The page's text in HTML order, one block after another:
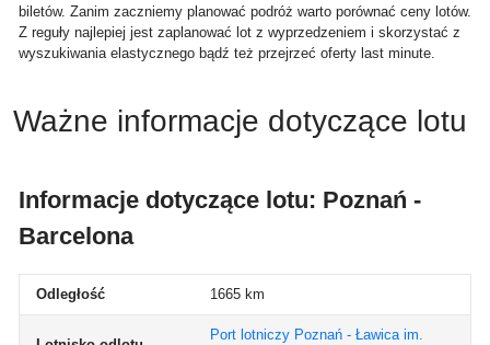
biletów. Zanim zaczniemy planować podróż warto porównać ceny lotów.
Z reguły najlepiej jest zaplanować lot z wyprzedzeniem i skorzystać z
wyszukiwania elastycznego bądź też przejrzeć oferty last minute.
Ważne informacje dotyczące lotu
Informacje dotyczące lotu: Poznań -
Barcelona
Odległość 1665 km
Port lotniczy Poznań - Ławica im.